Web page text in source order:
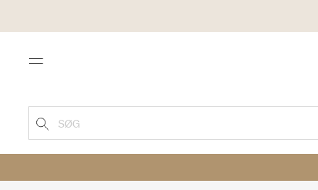
Menu
SØG